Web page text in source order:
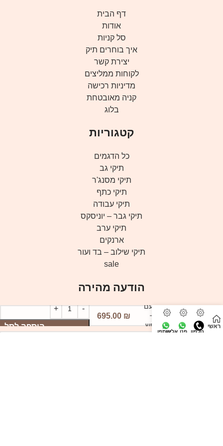
דף הבית
אודות
סל קניות
איך בוחרים תיק
יצירת קשר
לקוחות ממליצים
מדיניות רכישה
קניה מאובטחת
בלוג
קטגוריות
כל הדגמים
תיקי גב
תיקי מסנג'ר
תיקי כתף
תיקי עבודה
תיקי גבר – יוניסקס
תיקי ערב
ארנקים
תיקי שילוב – בד ועור
sale
הודעה מהירה
תיק צד מעור עם
קפלים לערב –
בטקסטורת נחש
695.00 ₪
הוספה לסל
ראשי
טלפון
פנו אלינושתפו